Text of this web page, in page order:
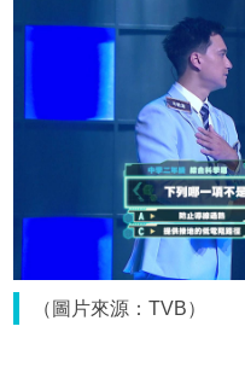
（圖片來源：TVB）